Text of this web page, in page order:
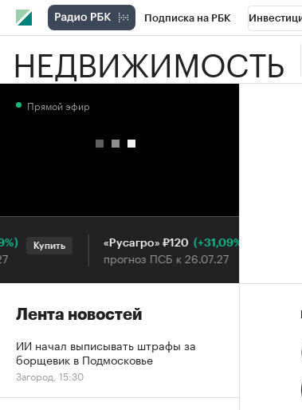
Подписка на РБК
РБК Вино Спорт Школа
НЕДВИЖИМОСТЬ
Прямой эфир
Купить «Русагро» ₽120 (+31,09%)
прогноз ПСБ к 26.07.27
Лента новостей
ИИ начал выписывать штрафы за
борщевик в Подмосковье
Загород, 15:30